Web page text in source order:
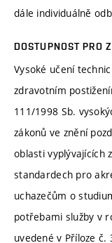
dále individuálně
DOSTUPNOST PRO
Vysoké učení
zdravotním
111/1998 Sb.
zákonů ve znění
oblasti vyplývajících
standardech pro
uchazečům o
potřebami služby v
uvedené v Příloze